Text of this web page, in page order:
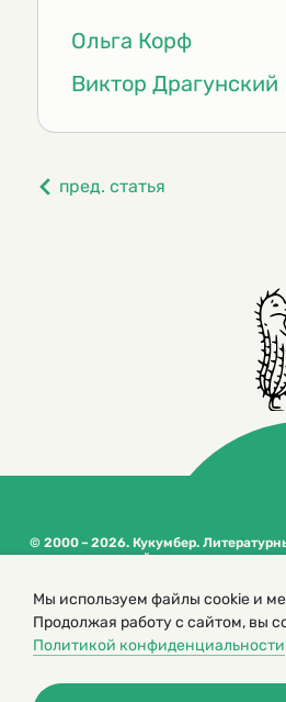
Ольга Корф
Виктор Драгунский
пред. статья
© 2000 – 2026. Кукумбер.
журнал для детей
сайта
Политика конфиденциальности
Мы используем файлы cookie и
Продолжая работу с сайтом, вы
Политикой конфиденциальности